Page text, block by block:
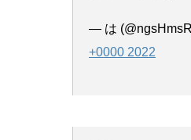
— は
+0000 2022